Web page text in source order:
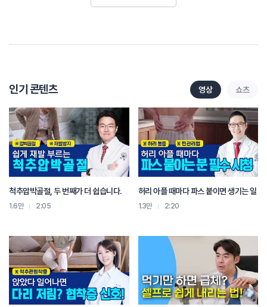
마지막으로 일상생활에서 주의할 점은
체중 관리도 필수입니다
인기 콘텐츠 영상 쇼츠
척추압박골절, 두 번째가 더 쉽습니다.
1.6만 2:05
허리 아플 때마다 파스 붙이면 생기는 일
1.3만 2:20